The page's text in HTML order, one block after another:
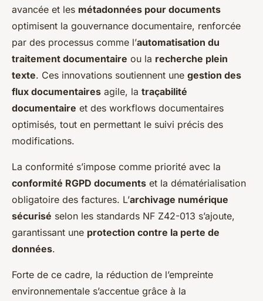
avancée et les métadonnées pour documents
optimisent la gouvernance documentaire, renforcée
par des processus comme l’automatisation du
traitement documentaire ou la recherche plein
texte. Ces innovations soutiennent une gestion des
flux documentaires agile, la traçabilité
documentaire et des workflows documentaires
optimisés, tout en permettant le suivi précis des
modifications.
La conformité s’impose comme priorité avec la
conformité RGPD documents et la dématérialisation
obligatoire des factures. L’archivage numérique
sécurisé selon les standards NF Z42-013 s’ajoute,
garantissant une protection contre la perte de
données.
Forte de ce cadre, la réduction de l’empreinte
environnementale s’accentue grâce à la